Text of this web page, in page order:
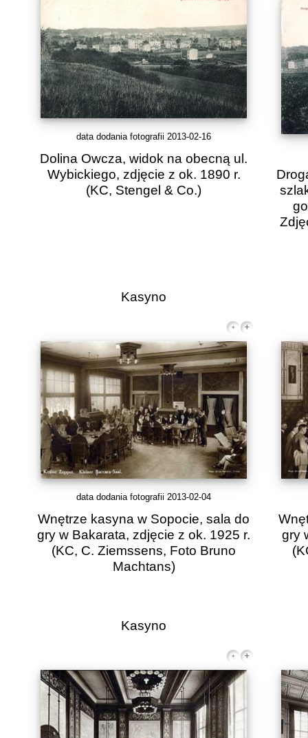
data dodania fotografii 2013-02-16
Dolina Owcza, widok na obecną ul.
Wybickiego, zdjęcie z ok. 1890 r.
(KC, Stengel & Co.)
Kasyno
data dodania fotografii 2013-02-04
Wnętrze kasyna w Sopocie, sala do
gry w Bakarata, zdjęcie z ok. 1925 r.
(KC, C. Ziemssens, Foto Bruno
Machtans)
gry
Kasyno